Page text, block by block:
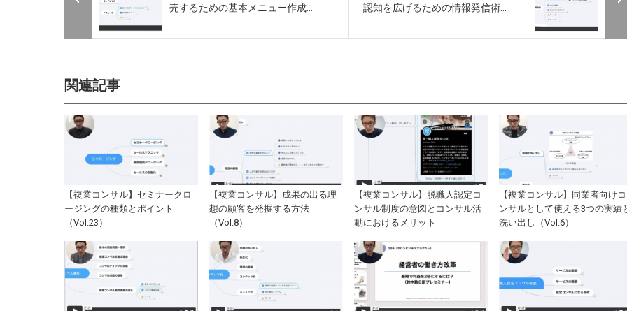
売するための基本メニュー作成... 認知を広げるための情報発信術...
関連記事
【複業コンサル】セミナークロ
ージングの種類とポイント
（Vol.23）
【複業コンサル】成果の出る理
想の顧客を発掘する方法
（Vol.8）
【複業コンサル】脱職人認定コ
ンサル制度の意図とコンサル活
動におけるメリット
【複業コンサル】同業者向けコ
ンサルとして使える3つの実績
洗い出し（Vol.6）